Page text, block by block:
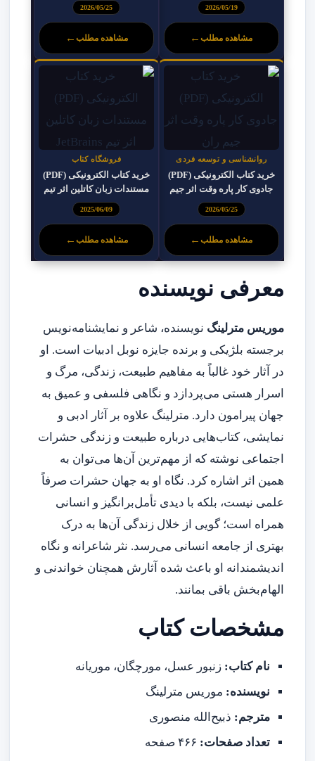
2026/05/19
مشاهده مطلب←
2026/05/25
مشاهده مطلب ←
روانشناسی و توسعه فردی
خرید کتاب الکترونیکی (PDF)
جادوی کار پاره وقت اثر جیم
ران
2026/05/25
مشاهده مطلب←
فروشگاه کتاب
خرید کتاب الکترونیکی (PDF)
مستندات زبان کاتلین اثر تیم
JetBrains
2025/06/09
مشاهده مطلب ←
معرفی نویسنده
موریس مترلینگ نویسنده، شاعر و نمایشنامه‌نویس
برجسته بلژیکی و برنده جایزه نوبل ادبیات است. او
در آثار خود غالباً به مفاهیم طبیعت، زندگی، مرگ و
اسرار هستی می‌پردازد و نگاهی فلسفی و عمیق به
جهان پیرامون دارد. مترلینگ علاوه بر آثار ادبی و
نمایشی، کتاب‌هایی درباره طبیعت و زندگی حشرات
اجتماعی نوشته که از مهم‌ترین آن‌ها می‌توان به
همین اثر اشاره کرد. نگاه او به جهان حشرات صرفاً
علمی نیست، بلکه با دیدی تأمل‌برانگیز و انسانی
همراه است؛ گویی از خلال زندگی آن‌ها به درک
بهتری از جامعه انسانی می‌رسد. نثر شاعرانه و نگاه
اندیشمندانه او باعث شده آثارش همچنان خواندنی و
الهام‌بخش باقی بمانند.
مشخصات کتاب
نام کتاب: زنبور عسل، مورچگان، موریانه
نویسنده: موریس مترلینگ
مترجم: ذبیح‌الله منصوری
تعداد صفحات: